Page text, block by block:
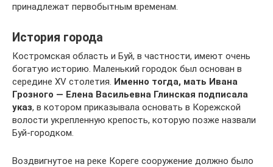
принадлежат первобытным временам.
История города
Костромская область и Буй, в частности, имеют очень
богатую историю. Маленький городок был основан в
середине XV столетия. Именно тогда, мать Ивана
Грозного — Елена Васильевна Глинская подписала
указ, в котором приказывала основать в Корежской
волости укрепленную крепость, которую позже назвали
Буй-городком.
Воздвигнутое на реке Кореге сооружение должно было